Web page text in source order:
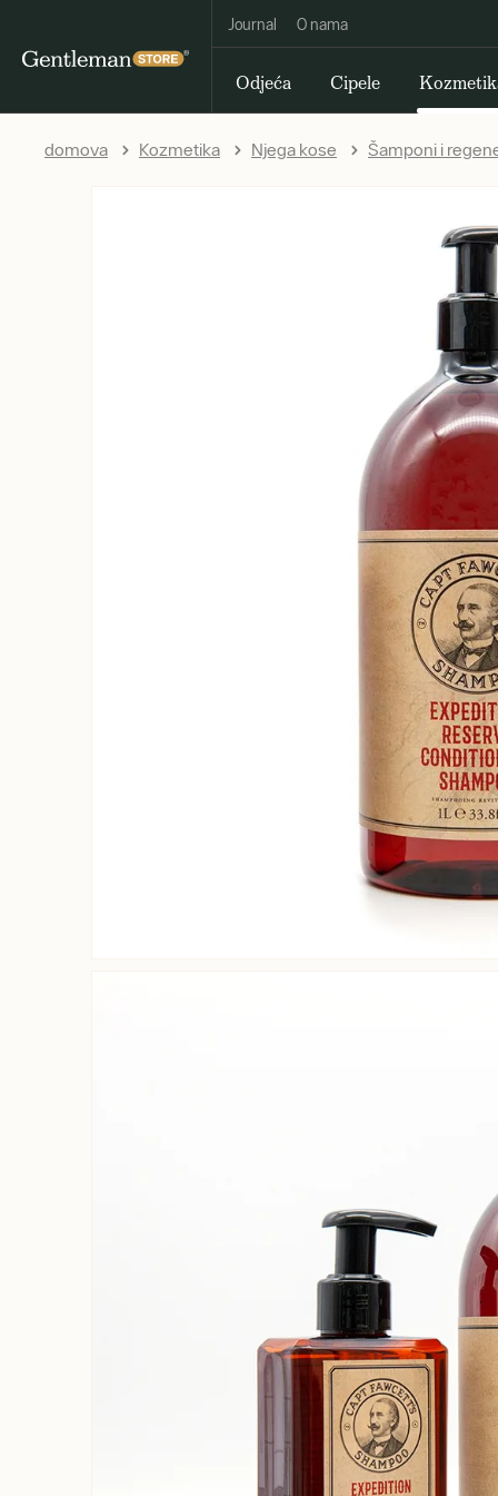
Journal O nama
Odjeća Cipele
domova Kozmetika Njega kose Šamponi i